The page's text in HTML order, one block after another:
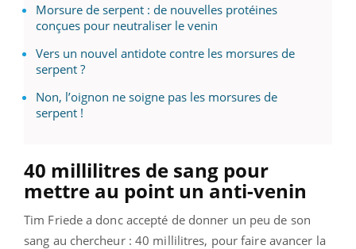
Morsure de serpent : de nouvelles protéines
conçues pour neutraliser le venin
Vers un nouvel antidote contre les morsures de
serpent ?
Non, l’oignon ne soigne pas les morsures de
serpent !
40 millilitres de sang pour
mettre au point un anti-venin
Tim Friede a donc accepté de donner un peu de son
sang au chercheur : 40 millilitres, pour faire avancer la